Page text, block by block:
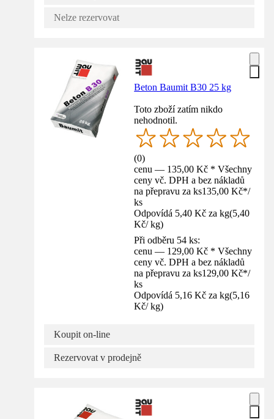
Nelze rezervovat
Beton Baumit B30 25 kg
Toto zboží zatím nikdo
nehodnotil.
(0)
cenu — 135,00 Kč * Všechny
ceny vč. DPH a bez nákladů
na přepravu za ks135,00 Kč*/
ks
Odpovídá 5,40 Kč za kg(5,40
Kč/ kg)
Při odběru 54 ks:
cenu — 129,00 Kč * Všechny
ceny vč. DPH a bez nákladů
na přepravu za ks129,00 Kč*/
ks
Odpovídá 5,16 Kč za kg(5,16
Kč/ kg)
Koupit on-line
Rezervovat v prodejně